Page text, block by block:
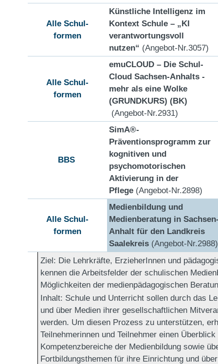
Alle Schul-
formen
Künstliche Intelligenz im
Kontext Schule – „KI
verantwortungsvoll
nutzen“ (Angebot-Nr.3057)
Alle Schul-
formen
emuCLOUD – Die Schul-
Cloud Sachsen-Anhalts -
mehr als eine Wolke
(GRUNDKURS) (BK)
(Angebot-Nr.2931)
BBS
SimA®-
Präventionsprogramm zur
kognitiven und
psychomotorischen
Aktivierung in der
Pflege (Angebot-Nr.2898)
Alle Schul-
formen
Medienbildung und
Medienberatung in
Anhalt für den Landkreis
Saalekreis (Angebot-Nr.2988)
Ziel: Die Lehrkräfte, ErzieherInnen und
kennen die Arbeitsfelder der schulischen
Möglichkeiten der medienpädagogischen
Inhalt: Schule und Unterricht sollen durch das
und über Medien ihrer gesellschaftlichen
werden. Um diesen Prozess zu unterstützen,
Teilnehmerinnen und Teilnehmer einen
Kompetenzbereiche der Medienbildung sowie
Fortbildungsthemen für ihre Einrichtung und